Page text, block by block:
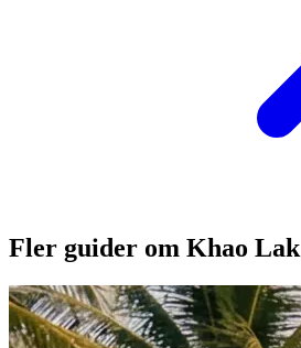
Fler guider om Khao Lak